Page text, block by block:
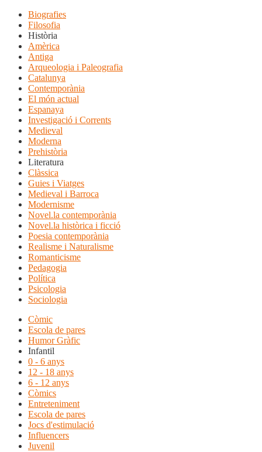
Biografies
Filosofia
Història
Amèrica
Antiga
Arqueologia i Paleografia
Catalunya
Contemporània
El món actual
Espanaya
Investigació i Corrents
Medieval
Moderna
Prehistòria
Literatura
Clàssica
Guies i Viatges
Medieval i Barroca
Modernisme
Novel.la contemporània
Novel.la històrica i ficció
Poesia contemporània
Realisme i Naturalisme
Romanticisme
Pedagogia
Política
Psicologia
Sociologia
Còmic
Escola de pares
Humor Gràfic
Infantil
0 - 6 anys
12 - 18 anys
6 - 12 anys
Còmics
Entreteniment
Escola de pares
Jocs d'estimulació
Influencers
Juvenil